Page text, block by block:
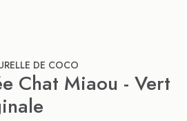
DE COCO
Chat Miaou - Vert